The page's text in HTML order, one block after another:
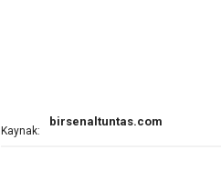
Kaynak:
birsenaltuntas.com